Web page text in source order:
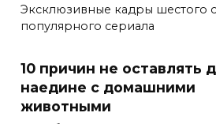
Эксклюзивные кадры шестого
популярного сериала
10 причин не оставлять
наедине с домашними
животными